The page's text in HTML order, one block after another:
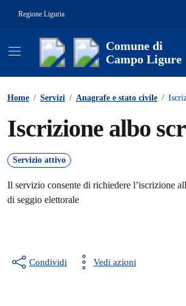
Regione Liguria
Comune di
Campo Ligure
Home / Servizi / Anagrafe e stato civile /
Iscrizione albo
Servizio attivo
Il servizio consente di richiedere l’iscrizione
di seggio elettorale
Condividi Vedi azioni